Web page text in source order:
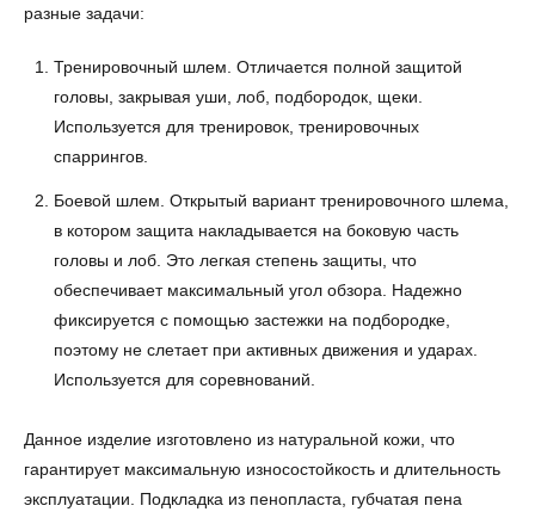
разные задачи:
Тренировочный шлем. Отличается полной защитой
головы, закрывая уши, лоб, подбородок, щеки.
Используется для тренировок, тренировочных
спаррингов.
Боевой шлем. Открытый вариант тренировочного шлема,
в котором защита накладывается на боковую часть
головы и лоб. Это легкая степень защиты, что
обеспечивает максимальный угол обзора. Надежно
фиксируется с помощью застежки на подбородке,
поэтому не слетает при активных движения и ударах.
Используется для соревнований.
Данное изделие изготовлено из натуральной кожи, что
гарантирует максимальную износостойкость и длительность
эксплуатации. Подкладка из пенопласта, губчатая пена